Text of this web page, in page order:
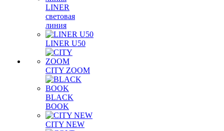
LINER
световая
линия
LINER U50
CITY ZOOM
BLACK
BOOK
CITY NEW